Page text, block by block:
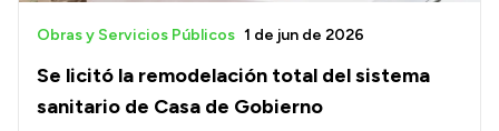
Se licitó la remodelación total del sistema
sanitario de Casa de Gobierno
Obras y Servicios Públicos 1 de jun de 2026